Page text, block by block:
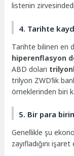
listenin
4. Tarihte
Tarihte bilinen en
hiperenflasyon
ABD doları
trilyon ZWD’lik
örneklerinden biri
5. Bir para
Genellikle şu
zayıfladığını işaret